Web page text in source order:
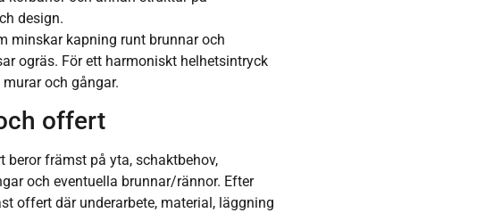
design.
minskar kapning runt brunnar och
ogräs. För ett harmoniskt helhetsintryck
och gångar.
offert
främst på yta, schaktbehov,
och eventuella brunnar/rännor. Efter
offert där underarbete, material, läggning